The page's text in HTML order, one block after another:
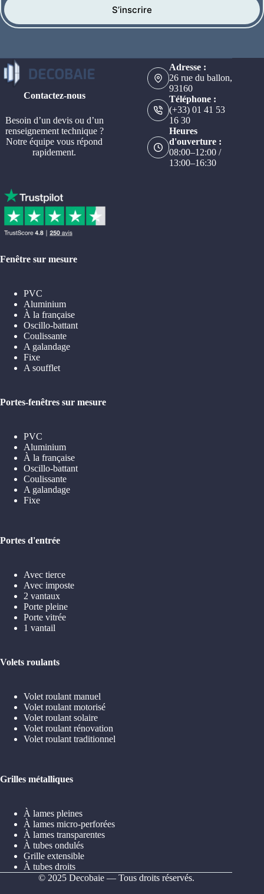
S’inscrire
Contactez-nous
Besoin d’un devis ou d’un
renseignement technique ?
Notre équipe vous répond
rapidement.
Adresse :
26 rue du ballon,
93160
Téléphone :
(+33) 01 41 53
16 30
Heures
d'ouverture :
08:00–12:00 /
13:00–16:30
Fenêtre sur mesure
PVC
Aluminium
À la française
Oscillo-battant
Coulissante
A galandage
Fixe
A soufflet
Portes-fenêtres sur mesure
PVC
Aluminium
À la française
Oscillo-battant
Coulissante
A galandage
Fixe
Portes d'entrée
Avec tierce
Avec imposte
2 vantaux
Porte pleine
Porte vitrée
1 vantail
Volets roulants
Volet roulant manuel
Volet roulant motorisé
Volet roulant solaire
Volet roulant rénovation
Volet roulant traditionnel
Grilles métalliques
À lames pleines
À lames micro-perforées
À lames transparentes
À tubes ondulés
Grille extensible
À tubes droits
© 2025 Decobaie — Tous droits réservés.